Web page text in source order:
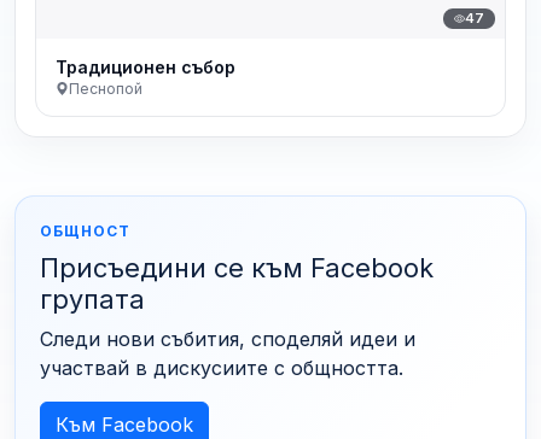
47
Традиционен събор
Песнопой
ОБЩНОСТ
Присъедини се към Facebook
групата
Следи нови събития, споделяй идеи и
участвай в дискусиите с общността.
Към Facebook